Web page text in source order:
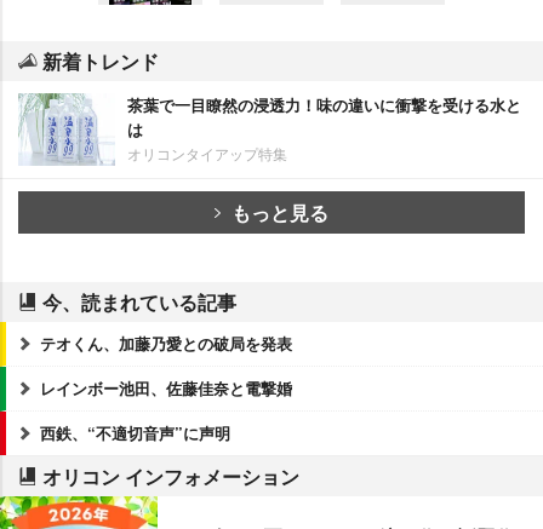
新着トレンド
茶葉で一目瞭然の浸透力！味の違いに衝撃を受ける水と
は
オリコンタイアップ特集
もっと見る
今、読まれている記事
テオくん、加藤乃愛との破局を発表
レインボー池田、佐藤佳奈と電撃婚
西鉄、“不適切音声”に声明
オリコン インフォメーション